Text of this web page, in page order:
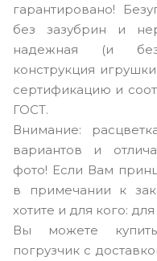
гарантировано!
без зазубрин и
надежная (и
конструкция
сертификацию и
ГОСТ.
Внимание:
вариантов и
фото! Если Вам
в примечании к
хотите и для кого:
Вы можете купить
погрузчик с